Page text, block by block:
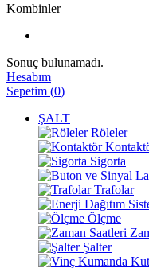
Kombinler
Sonuç bulunamadı.
Hesabım
Sepetim (0)
ŞALT
Röleler
Sigorta
Trafolar
Ölçme
Şalter